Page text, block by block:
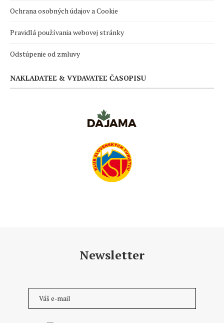
Ochrana osobných údajov a Cookie
Pravidlá používania webovej stránky
Odstúpenie od zmluvy
NAKLADATEĽ & VYDAVATEĽ ČASOPISU
Newsletter